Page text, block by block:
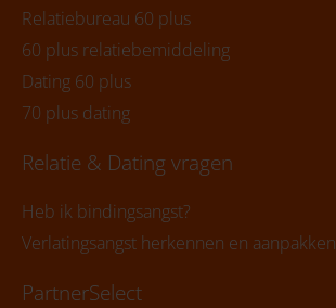
Relatiebureau 60 plus
60 plus relatiebemiddeling
Dating 60 plus
70 plus dating
Relatie & Dating vragen
Heb ik bindingsangst?
Verlatingsangst herkennen en aanpakken
PartnerSelect